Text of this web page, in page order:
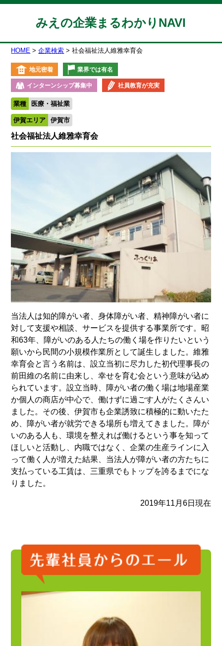
みえの企業まるわかりNAVI
HOME 企業検索 社会福祉法人維雅幸育会
地元密着 業界では有名
インターンシップ募集中 社員教育が充実
業種 医療・福祉業
伊賀エリア 伊賀市
社会福祉法人維雅幸育会
当法人は知的障がい者、身体障がい者、精神障がい者に
対して支援や相談、サービスを提供する事業所です。昭
和63年、障がいのある人たちの働く場を作りたいという
願いから民間の小規模作業所として誕生しました。維雅
幸育会と言う名前は、設立当初に尽力した初代理事長の
前田維の名前に由来し、幸せを育む会という意味が込め
られています。設立当時、障がい者の働く場は地場産業
か個人の商店が中心で、働けずに過ごす人がたくさんい
ました。その後、伊賀市も企業誘致に積極的に動いたた
め、障がい者が就労できる場所も増えてきました。障が
いのある人も、環境を整えれば働けるという事を知って
ほしいと活動し、内職ではなく、企業の生産ラインに入
って働く人が増えた結果、当法人が障がい者の方たちに
支払っている工賃は、三重県でもトップを誇るまでにな
りました。
2019年11月6日現在